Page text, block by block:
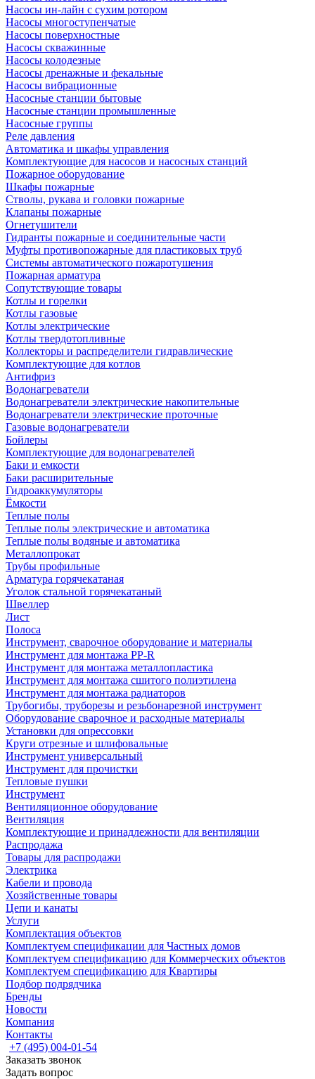
Насосы ин-лайн с сухим ротором
Насосы многоступенчатые
Насосы поверхностные
Насосы скважинные
Насосы колодезные
Насосы дренажные и фекальные
Насосы вибрационные
Насосные станции бытовые
Насосные станции промышленные
Насосные группы
Реле давления
Автоматика и шкафы управления
Комплектующие для насосов и насосных станций
Пожарное оборудование
Шкафы пожарные
Стволы, рукава и головки пожарные
Клапаны пожарные
Огнетушители
Гидранты пожарные и соединительные части
Муфты противопожарные для пластиковых труб
Системы автоматического пожаротушения
Пожарная арматура
Сопутствующие товары
Котлы и горелки
Котлы газовые
Котлы электрические
Котлы твердотопливные
Коллекторы и распределители гидравлические
Комплектующие для котлов
Антифриз
Водонагреватели
Водонагреватели электрические накопительные
Водонагреватели электрические проточные
Газовые водонагреватели
Бойлеры
Комплектующие для водонагревателей
Баки и емкости
Баки расширительные
Гидроаккумуляторы
Ёмкости
Теплые полы
Теплые полы электрические и автоматика
Теплые полы водяные и автоматика
Металлопрокат
Трубы профильные
Арматура горячекатаная
Уголок стальной горячекатаный
Швеллер
Лист
Полоса
Инструмент, сварочное оборудование и материалы
Инструмент для монтажа PP-R
Инструмент для монтажа металлопластика
Инструмент для монтажа сшитого полиэтилена
Инструмент для монтажа радиаторов
Трубогибы, труборезы и резьбонарезной инструмент
Оборудование сварочное и расходные материалы
Установки для опрессовки
Круги отрезные и шлифовальные
Инструмент универсальный
Инструмент для прочистки
Тепловые пушки
Инструмент
Вентиляционное оборудование
Вентиляция
Комплектующие и принадлежности для вентиляции
Распродажа
Товары для распродажи
Электрика
Кабели и провода
Хозяйственные товары
Цепи и канаты
Услуги
Комплектация объектов
Комплектуем спецификации для Частных домов
Комплектуем спецификацию для Коммерческих объектов
Комплектуем спецификацию для Квартиры
Подбор подрядчика
Бренды
Новости
Компания
Контакты
+7 (495) 004-01-54
Заказать звонок
Задать вопрос